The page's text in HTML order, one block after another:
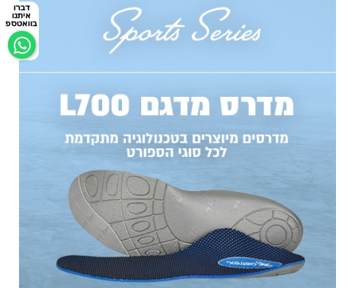
דברו
איתנו
בוואטספ